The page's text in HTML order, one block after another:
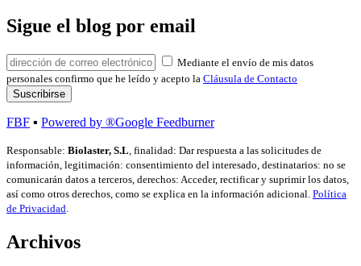
Sigue el blog por email
Mediante el envío de mis datos
personales confirmo que he leído y acepto la Cláusula de Contacto
FBF ▪ Powered by ®Google Feedburner
Responsable: Biolaster, S.L, finalidad: Dar respuesta a las solicitudes de
información, legitimación: consentimiento del interesado, destinatarios: no se
comunicarán datos a terceros, derechos: Acceder, rectificar y suprimir los datos,
así como otros derechos, como se explica en la información adicional. Política
de Privacidad.
Archivos